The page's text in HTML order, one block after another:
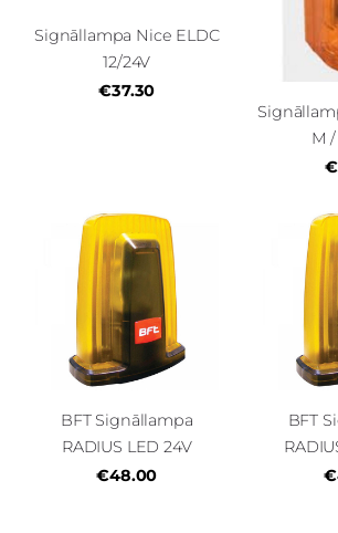
Signāllampa Nice ELDC
12/24V
€37.30
M
BFT Signāllampa
RADIUS LED 24V
€48.00
BFT